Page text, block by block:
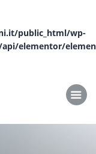
public_html/wp-
elementor/elemen